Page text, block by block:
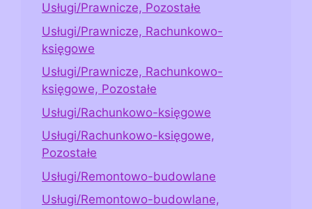
Usługi/Prawnicze, Pozostałe
Usługi/Prawnicze, Rachunkowo-
księgowe
Usługi/Prawnicze, Rachunkowo-
księgowe, Pozostałe
Usługi/Rachunkowo-księgowe
Usługi/Rachunkowo-księgowe,
Pozostałe
Usługi/Remontowo-budowlane
Usługi/Remontowo-budowlane,